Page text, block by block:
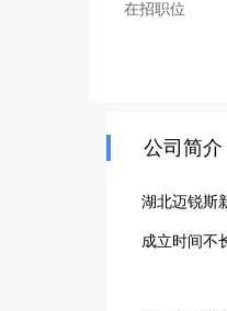
在招职位
公司简介
湖北迈锐斯
成立时间不